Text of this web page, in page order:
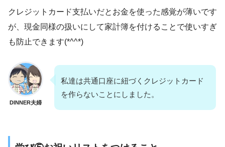
クレジットカード支払いだとお金を使った感覚が薄いです
が、現金同様の扱いにして家計簿を付けることで使いすぎ
も防止できます(*^^*)
DINNER夫婦
私達は共通口座に紐づくクレジットカード
を作らないことにしました。